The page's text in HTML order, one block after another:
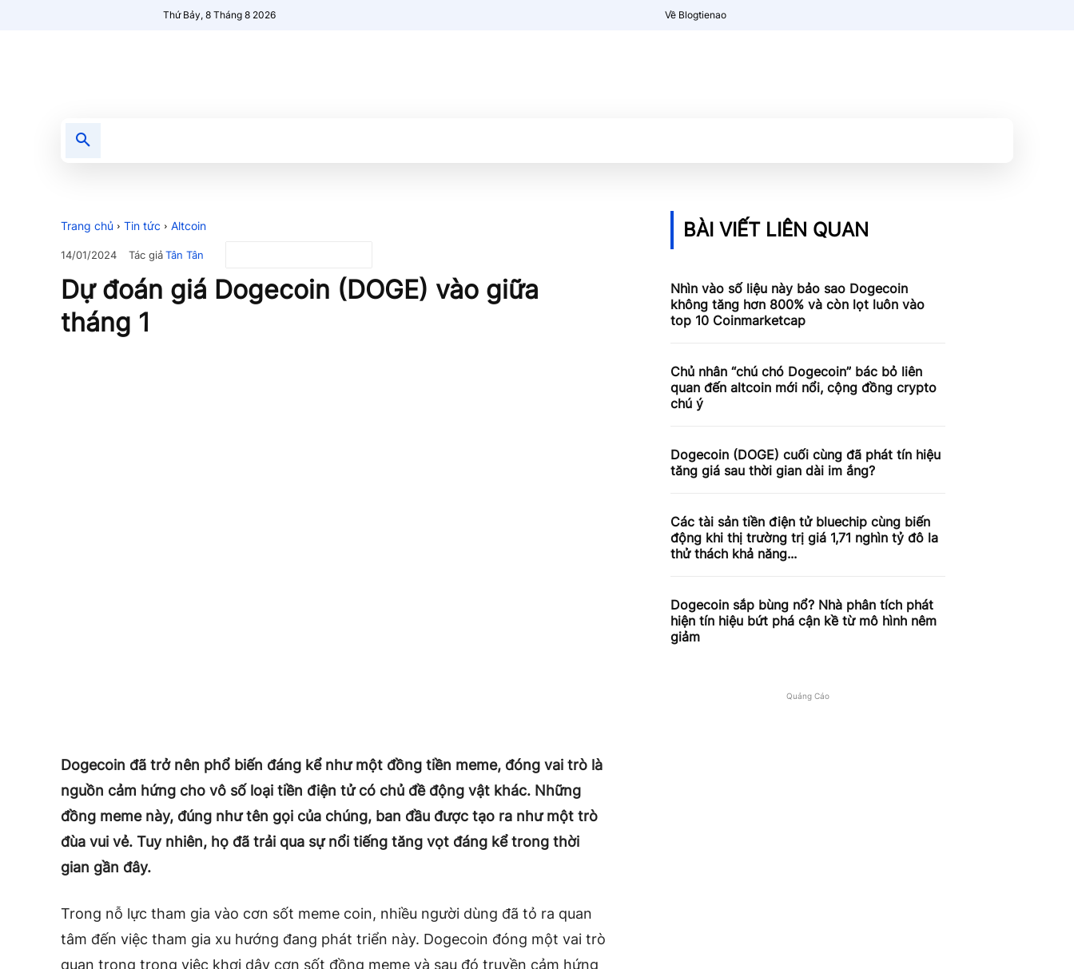
Thứ Bảy, 8 Tháng 8 2026 Về Blogtienao
Trang chủ Tin tức Altcoin
14/01/2024 Tác giảTân Tân
Dự đoán giá Dogecoin (DOGE) vào giữa
tháng 1
Dogecoin đã trở nên phổ biến đáng kể như một đồng tiền meme, đóng vai trò là
nguồn cảm hứng cho vô số loại tiền điện tử có chủ đề động vật khác. Những
đồng meme này, đúng như tên gọi của chúng, ban đầu được tạo ra như một trò
đùa vui vẻ. Tuy nhiên, họ đã trải qua sự nổi tiếng tăng vọt đáng kể trong thời
gian gần đây.
Trong nỗ lực tham gia vào cơn sốt meme coin, nhiều người dùng đã tỏ ra quan
tâm đến việc tham gia xu hướng đang phát triển này. Dogecoin đóng một vai trò
quan trọng trong việc khơi dậy cơn sốt đồng meme và sau đó truyền cảm hứng
BÀI VIẾT LIÊN QUAN
Nhìn vào số liệu này bảo sao Dogecoin
không tăng hơn 800% và còn lọt luôn vào
top 10 Coinmarketcap
Chủ nhân “chú chó Dogecoin” bác bỏ liên
quan đến altcoin mới nổi, cộng đồng crypto
chú ý
Dogecoin (DOGE) cuối cùng đã phát tín hiệu
tăng giá sau thời gian dài im ắng?
Các tài sản tiền điện tử bluechip cùng biến
động khi thị trường trị giá 1,71 nghìn tỷ đô la
thử thách khả năng...
Dogecoin sắp bùng nổ? Nhà phân tích phát
hiện tín hiệu bứt phá cận kề từ mô hình nêm
giảm
Quảng Cáo